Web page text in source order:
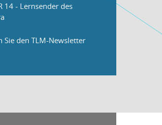
14 - Lernsender des
Sie den TLM-Newsletter